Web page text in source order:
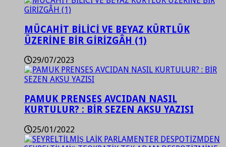
MÜCAHİT BİLİCİ VE BEYAZ KÜRTLÜK
ÜZERİNE BİR GİRİZGÂH (1)
29/07/2023
PAMUK PRENSES AVCIDAN NASIL
KURTULUR? : BİR SEZEN AKSU YAZISI
25/01/2022